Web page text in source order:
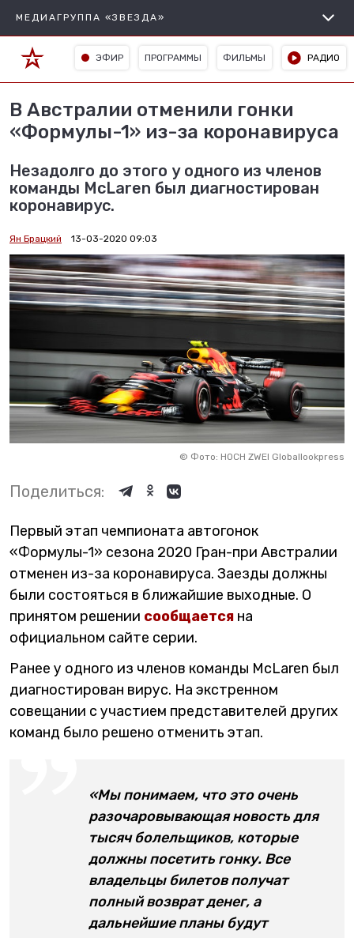
МЕДИАГРУППА «ЗВЕЗДА»
ЭФИР ПРОГРАММЫ ФИЛЬМЫ РАДИО
В Австралии отменили гонки
«Формулы-1» из-за коронавируса
Незадолго до этого у одного из членов
команды McLaren был диагностирован
коронавирус.
Ян Брацкий 13-03-2020 09:03
© Фото: HOCH ZWEI Globallookpress
Поделиться:
Первый этап чемпионата автогонок
«Формулы-1» сезона 2020 Гран-при Австралии
отменен из-за коронавируса. Заезды должны
были состояться в ближайшие выходные. О
принятом решении сообщается на
официальном сайте серии.
Ранее у одного из членов команды McLaren был
диагностирован вирус. На экстренном
совещании с участием представителей других
команд было решено отменить этап.
«Мы понимаем, что это очень
разочаровывающая новость для
тысяч болельщиков, которые
должны посетить гонку. Все
владельцы билетов получат
полный возврат денег, а
дальнейшие планы будут